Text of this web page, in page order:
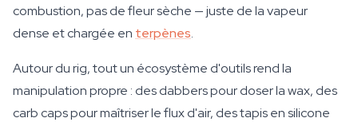
combustion, pas de fleur sèche — juste de la vapeur
dense et chargée en terpènes.
Autour du rig, tout un écosystème d'outils rend la
manipulation propre : des dabbers pour doser la wax, des
carb caps pour maîtriser le flux d'air, des tapis en silicone